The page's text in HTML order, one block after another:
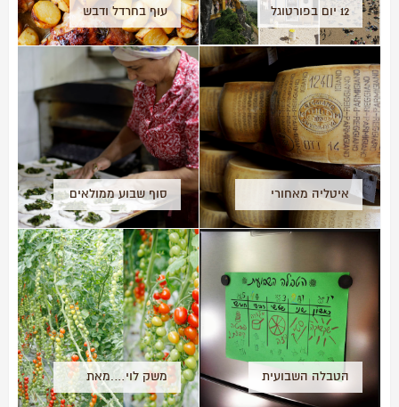
12 יום בפורטוגל עוף בחרדל ודבש
איטליה מאחורי
הקלעים
סוף שבוע ממולאים
בנצרת
הטבלה השבועית משק לוי….מאת